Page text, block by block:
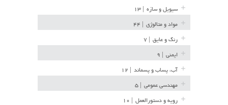
سیویل و سازه
مواد و متالوژی
رنگ و عایق
ایمنی
آب، پساب و پسماند
مهندسی عمومی
رویه و دستورالعمل